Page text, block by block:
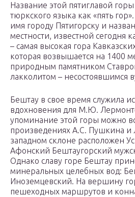
Название этой пятиглавой
тюркского языка как «пять
имя городу Пятигорску и
местности, известной сегодня
– самая высокая гора
которая возвышается на 1400
природным памятником
лакколитом – несостоявшимся
Бештау в свое время служила
вдохновения для М.Ю.
упоминание этой горы можно
произведениях А.С. Пушкина и
западном склоне расположен
Афонский Бештаугорский
Однако славу горе Бештау
минеральных целебных вод:
Иноземцевский. На вершину
пешеходных маршрутов и